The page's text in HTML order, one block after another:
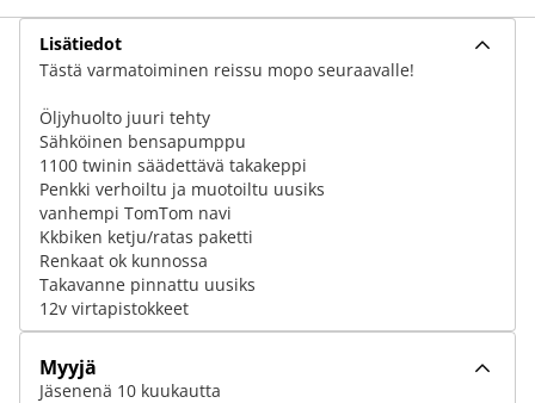
Lisätiedot
Tästä varmatoiminen reissu mopo seuraavalle!
Öljyhuolto juuri tehty
Sähköinen bensapumppu
1100 twinin säädettävä takakeppi
Penkki verhoiltu ja muotoiltu uusiks
vanhempi TomTom navi
Kkbiken ketju/ratas paketti
Renkaat ok kunnossa
Takavanne pinnattu uusiks
12v virtapistokkeet
Myyjä
Jäsenenä 10 kuukautta